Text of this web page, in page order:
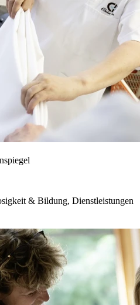
& Bildung, Dienstleistungen